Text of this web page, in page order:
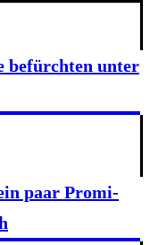
befürchten unter
paar Promi-